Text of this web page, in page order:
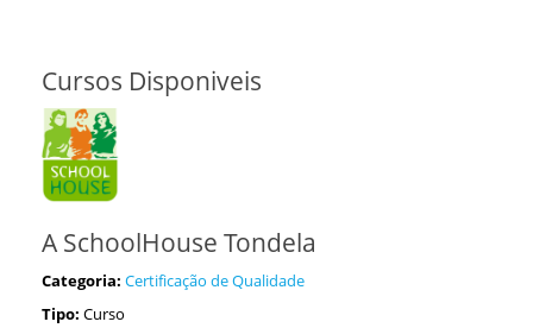
Cursos Disponiveis
A SchoolHouse Tondela
Categoria: Certificação de Qualidade
Tipo: Curso